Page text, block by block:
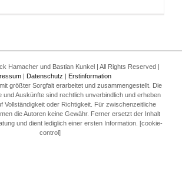
Hamacher und Bastian Kunkel | All Rights Reserved |
| Datenschutz | Erstinformation
größter Sorgfalt erarbeitet und zusammengestellt. Die
und Auskünfte sind rechtlich unverbindlich und erheben
Vollständigkeit oder Richtigkeit. Für zwischenzeitliche
die Autoren keine Gewähr. Ferner ersetzt der Inhalt
und dient lediglich einer ersten Information. [cookie-
control]